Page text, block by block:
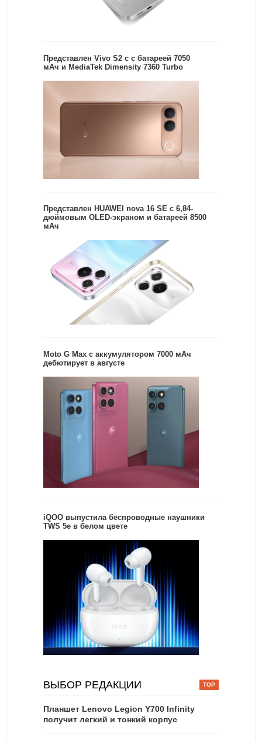
Представлен Vivo S2 с с батареей 7050
мАч и MediaTek Dimensity 7360 Turbo
Представлен HUAWEI nova 16 SE с 6,84-
дюймовым OLED-экраном и батареей 8500
мАч
Moto G Max с аккумулятором 7000 мАч
дебютирует в августе
iQOO выпустила беспроводные наушники
TWS 5e в белом цвете
ВЫБОР РЕДАКЦИИ
Планшет Lenovo Legion Y700 Infinity
получит легкий и тонкий корпус